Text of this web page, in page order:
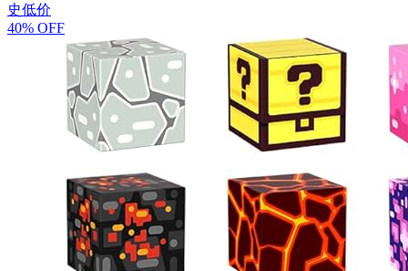
史低价
40% OFF